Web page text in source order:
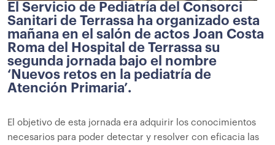
El Servicio de Pediatría del Consorci
Sanitari de Terrassa ha organizado esta
mañana en el salón de actos Joan Costa
Roma del Hospital de Terrassa su
segunda jornada bajo el nombre
‘Nuevos retos en la pediatría de
Atención Primaria’.
El objetivo de esta jornada era adquirir los conocimientos
necesarios para poder detectar y resolver con eficacia las